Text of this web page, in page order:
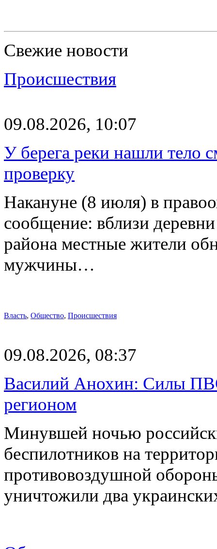
Свежие новости
Происшествия
09.08.2026, 10:07
У берега реки нашли тело
проверку
Накануне (8 июля) в
сообщение: вблизи
района местные жители
мужчины…
Власть, Общество, Происшествия
09.08.2026, 08:37
Василий Анохин: Силы
регионом
Минувшей ночью
беспилотников на
противовоздушной
уничтожили два